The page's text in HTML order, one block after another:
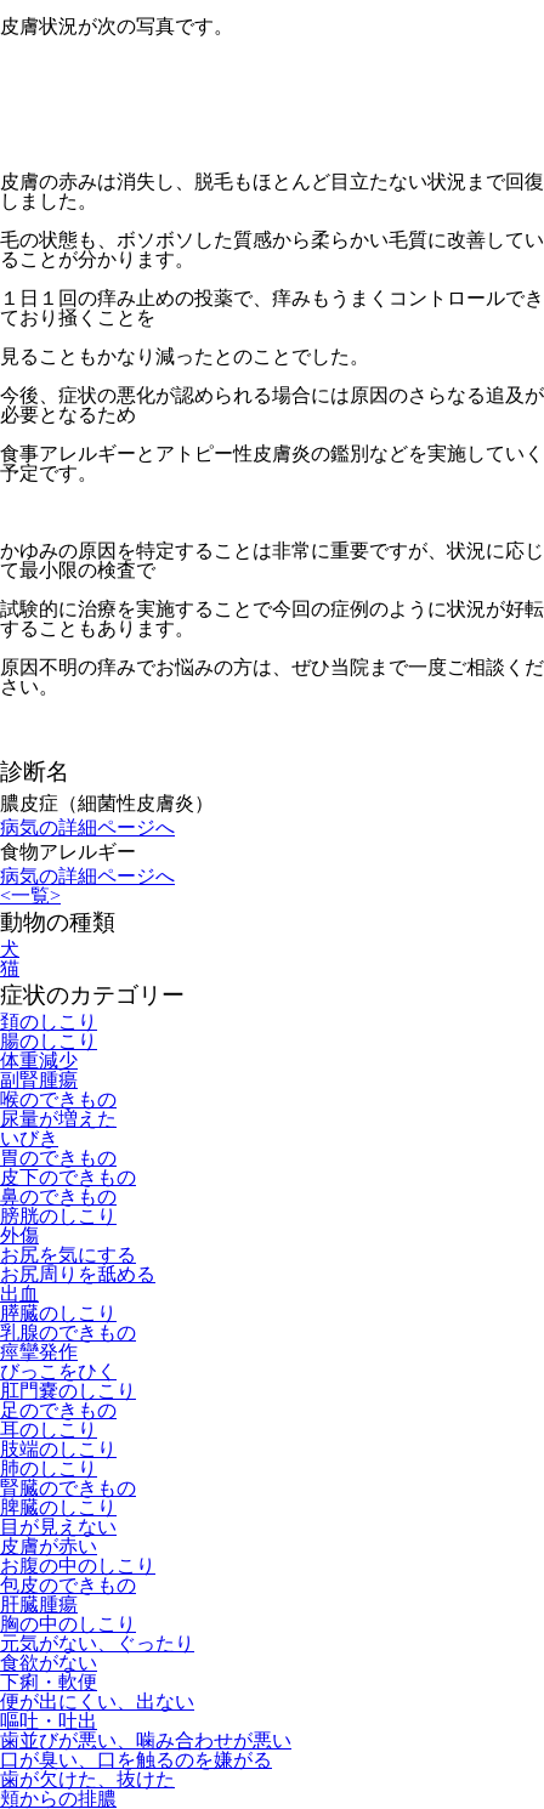
皮膚状況が次の写真です。
皮膚の赤みは消失し、脱毛もほとんど目立たない状況まで回復
しました。
毛の状態も、ボソボソした質感から柔らかい毛質に改善してい
ることが分かります。
１日１回の痒み止めの投薬で、痒みもうまくコントロールでき
ており掻くことを
見ることもかなり減ったとのことでした。
今後、症状の悪化が認められる場合には原因のさらなる追及が
必要となるため
食事アレルギーとアトピー性皮膚炎の鑑別などを実施していく
予定です。
かゆみの原因を特定することは非常に重要ですが、状況に応じ
て最小限の検査で
試験的に治療を実施することで今回の症例のように状況が好転
することもあります。
原因不明の痒みでお悩みの方は、ぜひ当院まで一度ご相談くだ
さい。
診断名
膿皮症（細菌性皮膚炎）
病気の詳細ページへ
食物アレルギー
病気の詳細ページへ
<一覧>
動物の種類
犬
猫
症状のカテゴリー
頚のしこり
腸のしこり
体重減少
副腎腫瘍
喉のできもの
尿量が増えた
いびき
胃のできもの
皮下のできもの
鼻のできもの
膀胱のしこり
外傷
お尻を気にする
お尻周りを舐める
出血
膵臓のしこり
乳腺のできもの
痙攣発作
びっこをひく
肛門嚢のしこり
足のできもの
耳のしこり
肢端のしこり
肺のしこり
腎臓のできもの
脾臓のしこり
目が見えない
皮膚が赤い
お腹の中のしこり
包皮のできもの
肝臓腫瘍
胸の中のしこり
元気がない、ぐったり
食欲がない
下痢・軟便
便が出にくい、出ない
嘔吐・吐出
歯並びが悪い、噛み合わせが悪い
口が臭い、口を触るのを嫌がる
歯が欠けた、抜けた
頬からの排膿